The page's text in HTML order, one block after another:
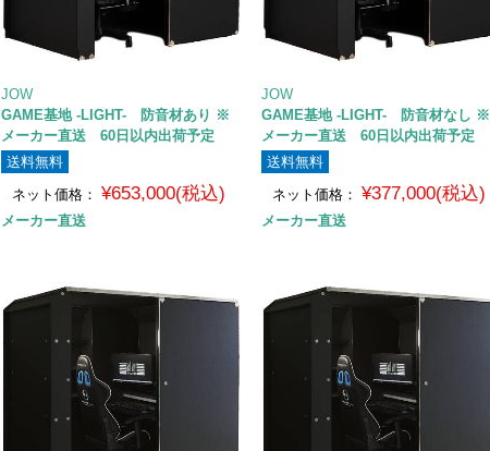
JOW
GAME基地 -LIGHT- 防音材あり ※
メーカー直送 60日以内出荷予定
送料無料
ネット価格： ¥653,000(税込)
メーカー直送
JOW
GAME基地 -LIGHT- 防音材なし ※
メーカー直送 60日以内出荷予定
送料無料
ネット価格：
¥377,000(税込)
メーカー直送